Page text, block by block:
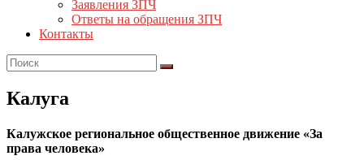
Заявления ЗПЧ
Ответы на обращения ЗПЧ
Контакты
Калуга
Калужское региональное общественное движение «За
права человека»